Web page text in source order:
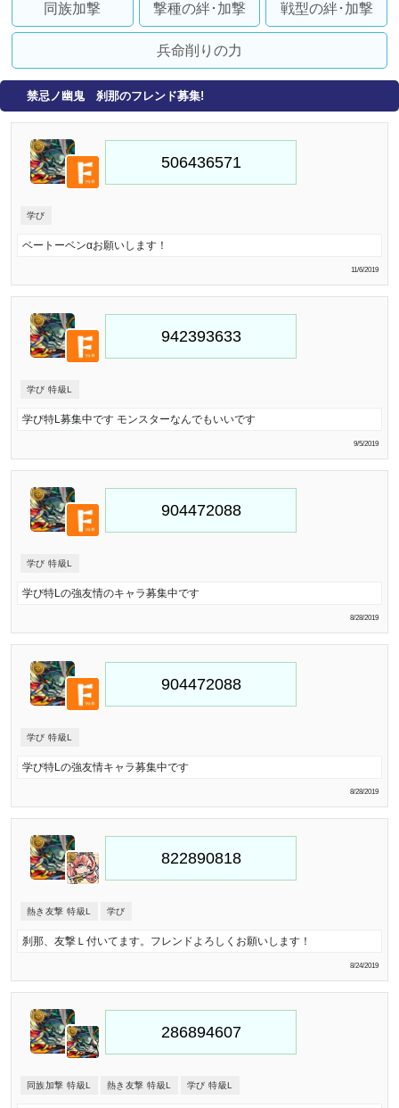
同族加撃 撃種の絆･加撃 戦型の絆･加撃
兵命削りの力
禁忌ノ幽鬼 刹那のフレンド募集!
学び
ベートーベンαお願いします！
11/6/2019
学び 特級L
学び特L募集中です モンスターなんでもいいです
9/5/2019
学び 特級L
学び特Lの強友情のキャラ募集中です
8/28/2019
学び 特級L
学び特Lの強友情キャラ募集中です
8/28/2019
熱き友撃 特級L 学び
刹那、友撃Ｌ付いてます。フレンドよろしくお願いします！
8/24/2019
同族加撃 特級L 熱き友撃 特級L 学び 特級L